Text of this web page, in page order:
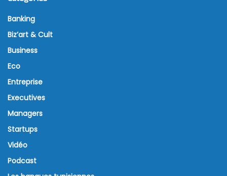
Banking
Biz’art & Cult
Business
Eco
Entreprise
Executives
Managers
Startups
Vidéo
Podcast